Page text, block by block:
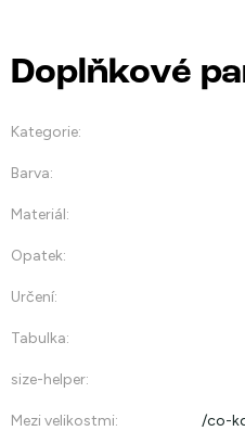
Doplňkové
Kategorie:
Barva:
Materiál:
Opatek:
Určení:
Tabulka:
size-helper:
Mezi velikostmi: /co-